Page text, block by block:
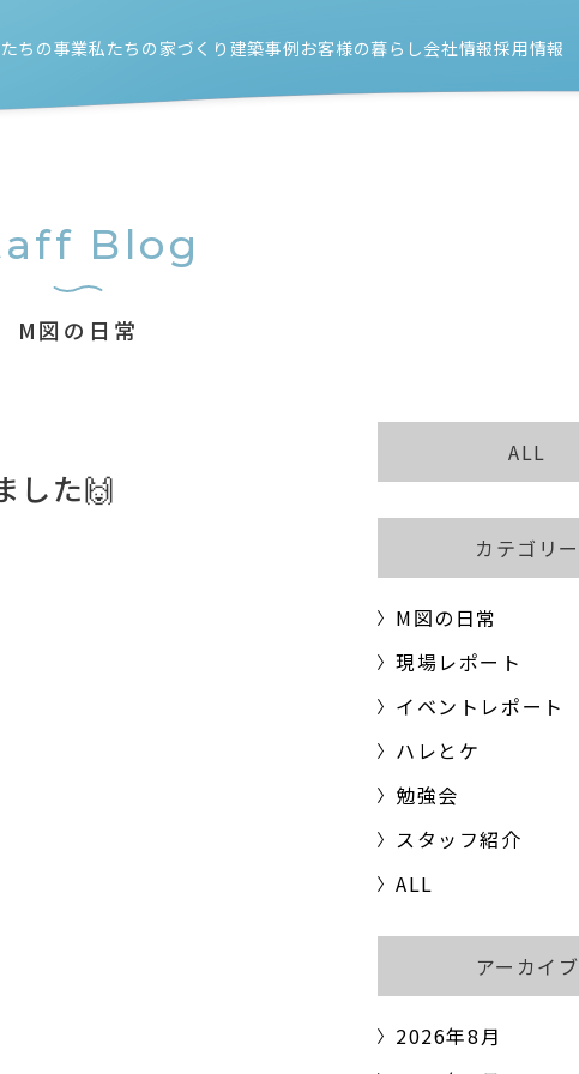
ちの事業私たちの家づくり 建築事例お客様の暮らし会社情報
スタッフ紹介
採用情報
Blog
M図の日常
した🙌
ALL
カテゴリー
M図の日常
現場レポート
イベントレポート
ハレとケ
勉強会
スタッフ紹介
ALL
アーカイブ
2026年8月